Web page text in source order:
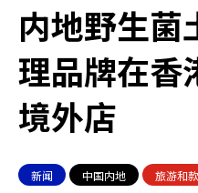
内地野生菌
理品牌在香
境外店
新闻 中国内地 旅游和